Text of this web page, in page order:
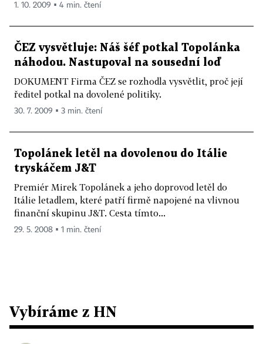
1. 10. 2009 ▪ 4 min. čtení
ČEZ vysvětluje: Náš šéf potkal Topolánka
náhodou. Nastupoval na sousední loď
DOKUMENT Firma ČEZ se rozhodla vysvětlit, proč její
ředitel potkal na dovolené politiky.
30. 7. 2009 ▪ 3 min. čtení
Topolánek letěl na dovolenou do Itálie
tryskáčem J&T
Premiér Mirek Topolánek a jeho doprovod letěl do
Itálie letadlem, které patří firmě napojené na vlivnou
finanční skupinu J&T. Cesta tímto...
29. 5. 2008 ▪ 1 min. čtení
Vybíráme z HN